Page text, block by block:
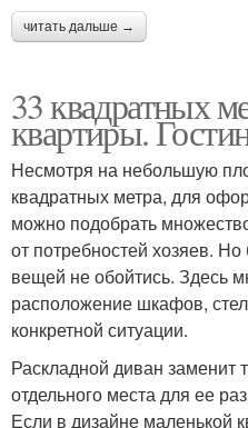
читать дальше →
33 квадратных
квартиры.
Несмотря на небольшую
квадратных метра, для
можно подобрать
от потребностей хозяев.
вещей не обойтись. Здесь
расположение шкафов,
конкретной ситуации.
Раскладной диван заменит
отдельного места для ее
Если в дизайне маленькой